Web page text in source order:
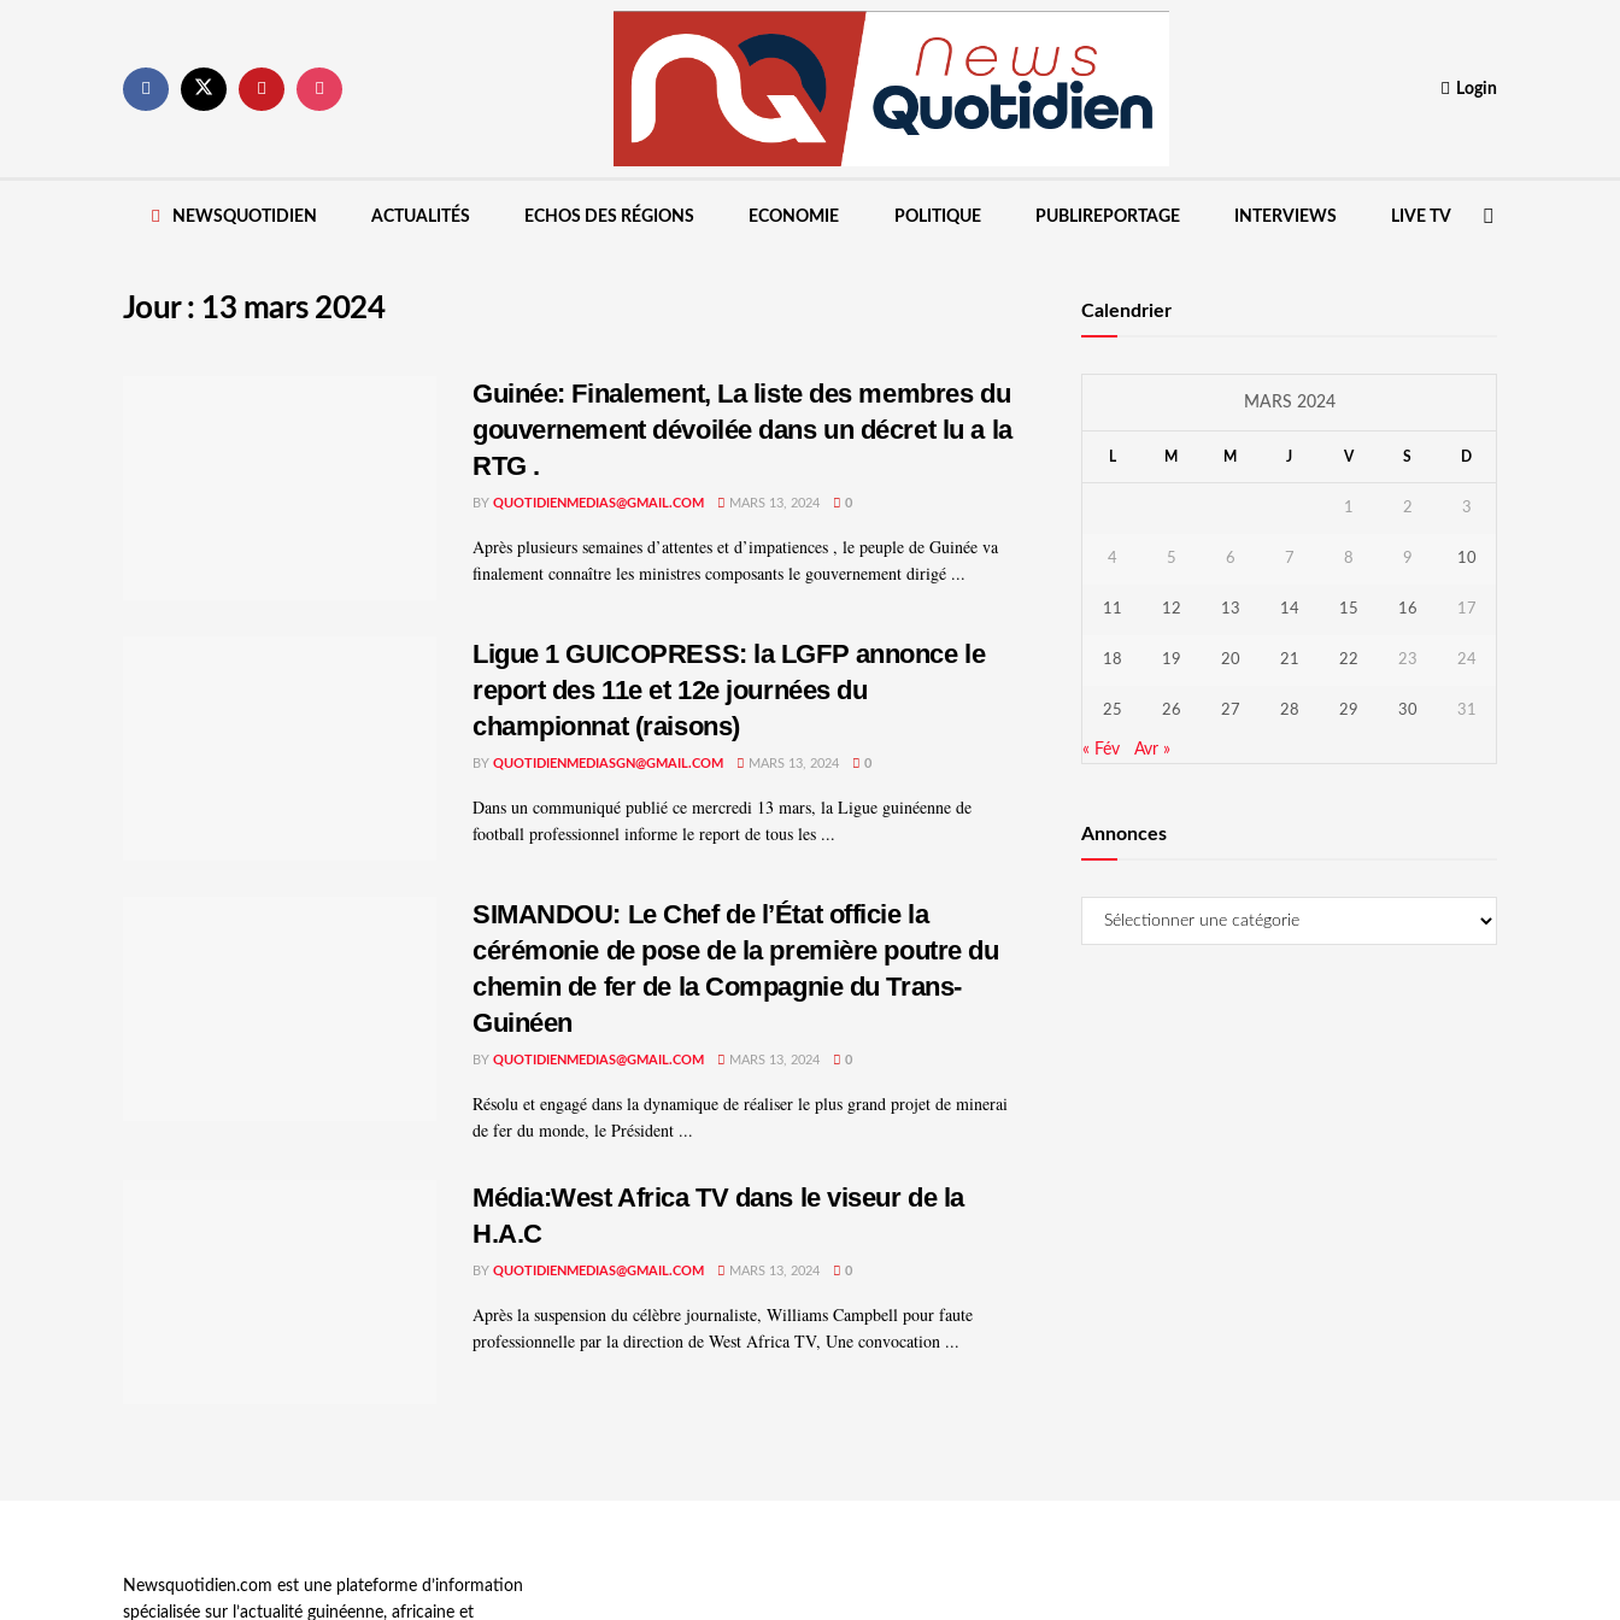
Login
NEWSQUOTIDIEN ACTUALITÉS ECHOS DES RÉGIONS ECONOMIE POLITIQUE PUBLIREPORTAGE INTERVIEWS LIVE TV
Jour : 13 mars 2024
Guinée: Finalement, La liste des membres du
gouvernement dévoilée dans un décret lu a la
RTG .
BY QUOTIDIENMEDIAS@GMAIL.COM MARS 13, 2024 0
Après plusieurs semaines d’attentes et d’impatiences , le peuple de Guinée va
finalement connaître les ministres composants le gouvernement dirigé ...
Ligue 1 GUICOPRESS: la LGFP annonce le
report des 11e et 12e journées du
championnat (raisons)
BY QUOTIDIENMEDIASGN@GMAIL.COM MARS 13, 2024 0
Dans un communiqué publié ce mercredi 13 mars, la Ligue guinéenne de
football professionnel informe le report de tous les ...
SIMANDOU: Le Chef de l’État officie la
cérémonie de pose de la première poutre du
chemin de fer de la Compagnie du Trans-
Guinéen
BY QUOTIDIENMEDIAS@GMAIL.COM MARS 13, 2024 0
Résolu et engagé dans la dynamique de réaliser le plus grand projet de minerai
de fer du monde, le Président ...
Média:West Africa TV dans le viseur de la
H.A.C
BY QUOTIDIENMEDIAS@GMAIL.COM MARS 13, 2024 0
Après la suspension du célèbre journaliste, Williams Campbell pour faute
professionnelle par la direction de West Africa TV, Une convocation ...
Calendrier
MARS 2024
L M M J V S D
1 2 3
4 5 6 7 8 9 10
11 12 13 14 15 16 17
18 19 20 21 22 23 24
25 26 27 28 29 30 31
« Fév Avr »
Annonces
Newsquotidien.com est une plateforme d’information
spécialisée sur l’actualité guinéenne, africaine et